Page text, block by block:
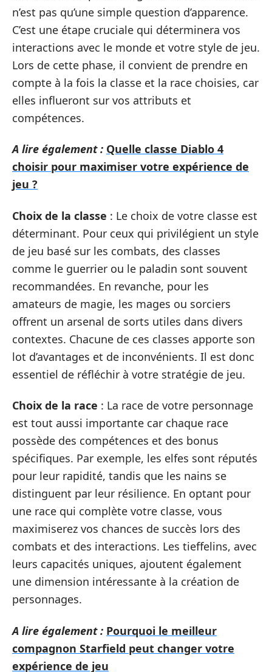
n’est pas qu’une simple question d’apparence.
C’est une étape cruciale qui déterminera vos
interactions avec le monde et votre style de jeu.
Lors de cette phase, il convient de prendre en
compte à la fois la classe et la race choisies, car
elles influeront sur vos attributs et
compétences.
A lire également : Quelle classe Diablo 4
choisir pour maximiser votre expérience de
jeu ?
Choix de la classe : Le choix de votre classe est
déterminant. Pour ceux qui privilégient un style
de jeu basé sur les combats, des classes
comme le guerrier ou le paladin sont souvent
recommandées. En revanche, pour les
amateurs de magie, les mages ou sorciers
offrent un arsenal de sorts utiles dans divers
contextes. Chacune de ces classes apporte son
lot d’avantages et de inconvénients. Il est donc
essentiel de réfléchir à votre stratégie de jeu.
Choix de la race : La race de votre personnage
est tout aussi importante car chaque race
possède des compétences et des bonus
spécifiques. Par exemple, les elfes sont réputés
pour leur rapidité, tandis que les nains se
distinguent par leur résilience. En optant pour
une race qui complète votre classe, vous
maximiserez vos chances de succès lors des
combats et des interactions. Les tieffelins, avec
leurs capacités uniques, ajoutent également
une dimension intéressante à la création de
personnages.
A lire également : Pourquoi le meilleur
compagnon Starfield peut changer votre
expérience de jeu